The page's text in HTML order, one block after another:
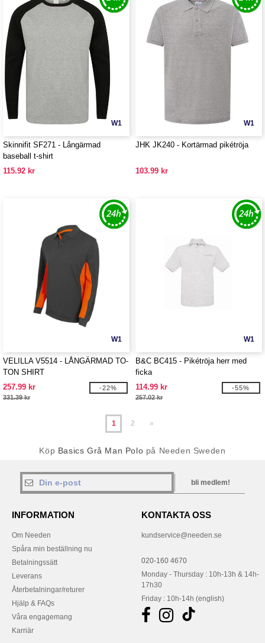
W1
Skinnifit SF271 - Långärmad
baseball t-shirt
115.92 kr
W1
JHK JK240 - Kortärmad pikétröja
103.99 kr
W1
VELILLA V5514 - LÅNGÄRMAD TO-
TON SHIRT
257.99 kr
331.39 kr
-22%
W1
B&C BC415 - Pikétröja herr med
ficka
114.99 kr
257.02 kr
-55%
1 2 »
Köp Basics Grå Man Polo på Needen Sweden
bli medlem!
INFORMATION
Om Needen
Spåra min beställning nu
Betalningssätt
Leverans
Återbetalningar/returer
Hjälp & FAQs
Våra engagemang
Karriär
KONTAKTA OSS
kundservice@needen.se
020-160 4670
Monday - Thursday : 10h-13h & 14h-
17h30
Friday : 10h-14h (english)